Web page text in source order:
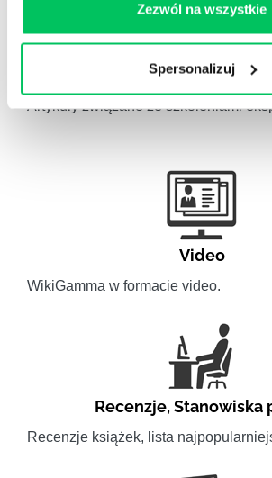
Zezwól na wszystkie
Spersonalizuj
Artykuły eksperckie
Artykuły związane ze szkoleniami
Video
WikiGamma w formacie video.
Recenzje,Stanowiska
Recenzje książek, lista